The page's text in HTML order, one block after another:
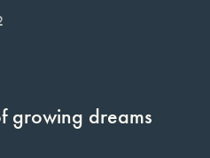
growing dreams